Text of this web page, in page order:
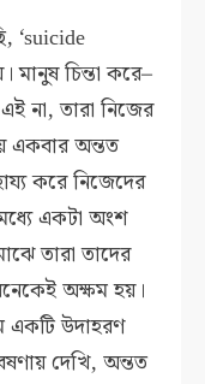
‘suicide
মানুষ চিন্তা করে–
না, তারা নিজের
একবার অন্তত
করে নিজেদের
একটা অংশ
তারা তাদের
অক্ষম হয়।
একটি উদাহরণ
দেখি, অন্তত